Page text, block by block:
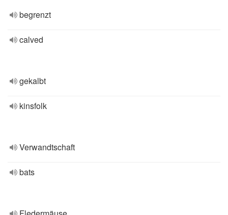
begrenzt
calved
gekalbt
kinsfolk
Verwandtschaft
bats